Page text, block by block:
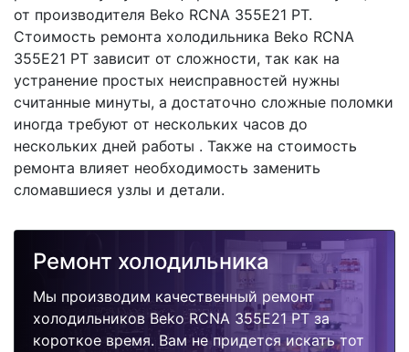
от производителя Beko RCNA 355E21 PT.
Стоимость ремонта холодильника Beko RCNA
355E21 PT зависит от сложности, так как на
устранение простых неисправностей нужны
считанные минуты, а достаточно сложные поломки
иногда требуют от нескольких часов до
нескольких дней работы . Также на стоимость
ремонта влияет необходимость заменить
сломавшиеся узлы и детали.
Ремонт холодильника
Мы производим качественный ремонт
холодильников Beko RCNA 355E21 PT за
короткое время. Вам не придется искать тот